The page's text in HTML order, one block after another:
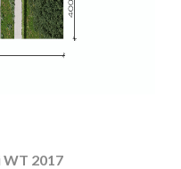
WT 2017